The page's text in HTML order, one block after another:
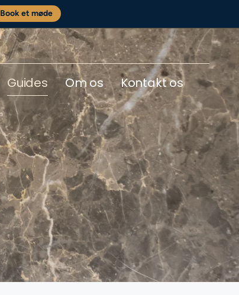
Book et møde
Guides Om os Kontakt os